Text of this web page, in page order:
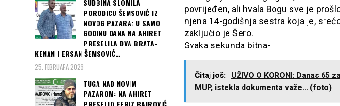
povrijeđen, ali hvala Bogu sve je
njena 14-godišnja sestra koja je,
zaključio je Šero.
Svaka sekunda bitna-
Čitaj još:
UŽIVO O KORONI: Danas 65
MUP, istekla dokumenta važe... (foto)
SUDBINA SLOMILA
PORODICU ŠEMSOVIĆ IZ
NOVOG PAZARA: U SAMO
GODINU DANA NA AHIRET
PRESELILA DVA BRATA-
KENAN I ERSAN ŠEMSOVIĆ…
25. FEBRUARA 2026
TUGA NAD NOVIM
PAZAROM: NA AHIRET